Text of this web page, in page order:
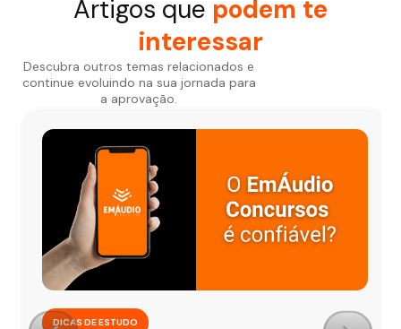
Artigos que podem te
interessar
Descubra outros temas relacionados e
continue evoluindo na sua jornada para
a aprovação.
DICAS DE ESTUDO